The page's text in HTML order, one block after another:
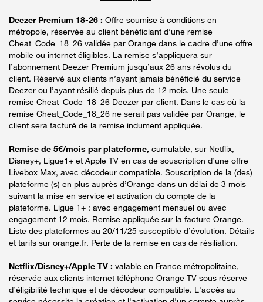
Deezer Premium 18-26 : Offre soumise à conditions en
métropole, réservée au client bénéficiant d’une remise
Cheat_Code_18_26 validée par Orange dans le cadre d’une offre
mobile ou internet éligibles. La remise s’appliquera sur
l’abonnement Deezer Premium jusqu’aux 26 ans révolus du
client. Réservé aux clients n’ayant jamais bénéficié du service
Deezer ou l’ayant résilié depuis plus de 12 mois. Une seule
remise Cheat_Code_18_26 Deezer par client. Dans le cas où la
remise Cheat_Code_18_26 ne serait pas validée par Orange, le
client sera facturé de la remise indument appliquée.
Remise de 5€/mois par plateforme, cumulable, sur Netflix,
Disney+, Ligue1+ et Apple TV en cas de souscription d’une offre
Livebox Max, avec décodeur compatible. Souscription de la (des)
plateforme (s) en plus auprès d’Orange dans un délai de 3 mois
suivant la mise en service et activation du compte de la
plateforme. Ligue 1+ : avec engagement mensuel ou avec
engagement 12 mois. Remise appliquée sur la facture Orange.
Liste des plateformes au 20/11/25 susceptible d’évolution. Détails
et tarifs sur orange.fr. Perte de la remise en cas de résiliation.
Netflix/Disney+/Apple TV : valable en France métropolitaine,
réservée aux clients internet téléphone Orange TV sous réserve
d’éligibilité technique et de décodeur compatible. L'accès au